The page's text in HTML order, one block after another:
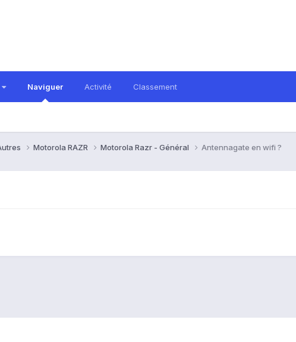
Naviguer Activité Classement
Motorola RAZR Motorola Razr - Général Antennagate en wifi ?